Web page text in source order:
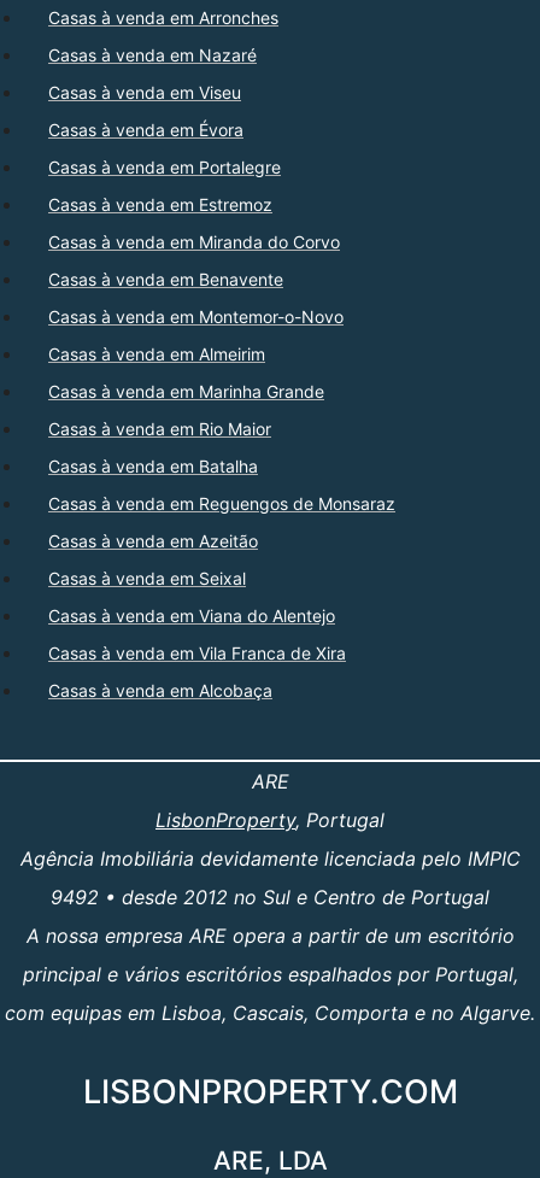
Casas à venda em Arronches
Casas à venda em Nazaré
Casas à venda em Viseu
Casas à venda em Évora
Casas à venda em Portalegre
Casas à venda em Estremoz
Casas à venda em Miranda do Corvo
Casas à venda em Benavente
Casas à venda em Montemor-o-Novo
Casas à venda em Almeirim
Casas à venda em Marinha Grande
Casas à venda em Rio Maior
Casas à venda em Batalha
Casas à venda em Reguengos de Monsaraz
Casas à venda em Azeitão
Casas à venda em Seixal
Casas à venda em Viana do Alentejo
Casas à venda em Vila Franca de Xira
Casas à venda em Alcobaça
ARE
LisbonProperty, Portugal
Agência Imobiliária devidamente licenciada pelo IMPIC
9492 • desde 2012 no Sul e Centro de Portugal
A nossa empresa ARE opera a partir de um escritório
principal e vários escritórios espalhados por Portugal,
com equipas em Lisboa, Cascais, Comporta e no Algarve.
LISBONPROPERTY.COM
ARE, LDA